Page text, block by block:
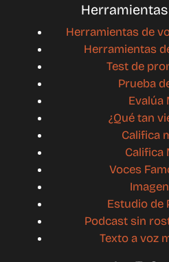
Herramientas de
Herramientas
Test de
Prueba
Evalúa
¿Qué tan
Califica
Califica
Voces
Estudio de
Podcast sin
Texto a voz